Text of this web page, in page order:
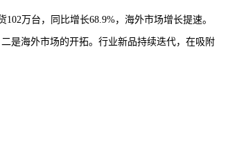
万台，同比增长68.9%，海外市场增长提速。
是海外市场的开拓。行业新品持续迭代，在吸附